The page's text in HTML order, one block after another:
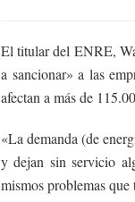
El titular del ENRE,
a sancionar» a las
afectan a más de
«La demanda (de
y dejan sin servicio
mismos problemas